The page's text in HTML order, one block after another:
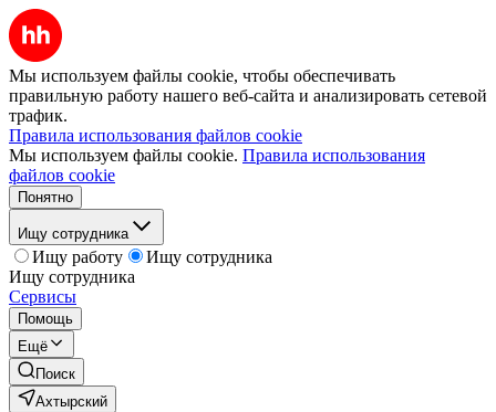
Мы используем файлы cookie, чтобы обеспечивать
правильную работу нашего веб-сайта и анализировать сетевой
трафик.
Правила использования файлов cookie
Мы используем файлы cookie. Правила использования
файлов cookie
Понятно
Ищу сотрудника
Ищу работу
Ищу сотрудника
Ищу сотрудника
Сервисы
Помощь
Ещё
Поиск
Ахтырский